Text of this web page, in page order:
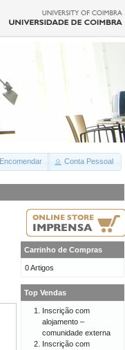
Encomendar Conta Pessoal
Carrinho de Compras
0 Artigos
Top Vendas
Inscrição com
alojamento –
comunidade externa
Inscrição com